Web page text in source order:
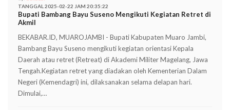
TANGGAL 2025-02-22 JAM 20:35:22
Bupati Bambang Bayu Suseno Mengikuti Kegiatan Retret di
Akmil
BEKABAR.ID, MUAROJAMBI - Bupati Kabupaten Muaro Jambi,
Bambang Bayu Suseno mengikuti kegiatan orientasi Kepala
Daerah atau retret (Retreat) di Akademi Militer Magelang, Jawa
Tengah.Kegiatan retret yang diadakan oleh Kementerian Dalam
Negeri (Kemendagri) ini, dilaksanakan selama delapan hari.
Dimulai,…